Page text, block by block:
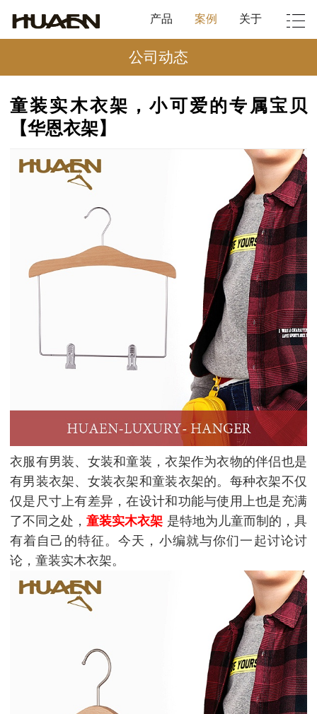
产品 案例 关于
公司动态
童装实木衣架，小可爱的专属宝贝
【华恩衣架】
衣服有男装、女装和童装，衣架作为衣物的伴侣也是
有男装衣架、女装衣架和童装衣架的。每种衣架不仅
仅是尺寸上有差异，在设计和功能与使用上也是充满
了不同之处，童装实木衣架 是特地为儿童而制的，具
有着自己的特征。今天，小编就与你们一起讨论讨
论，童装实木衣架。